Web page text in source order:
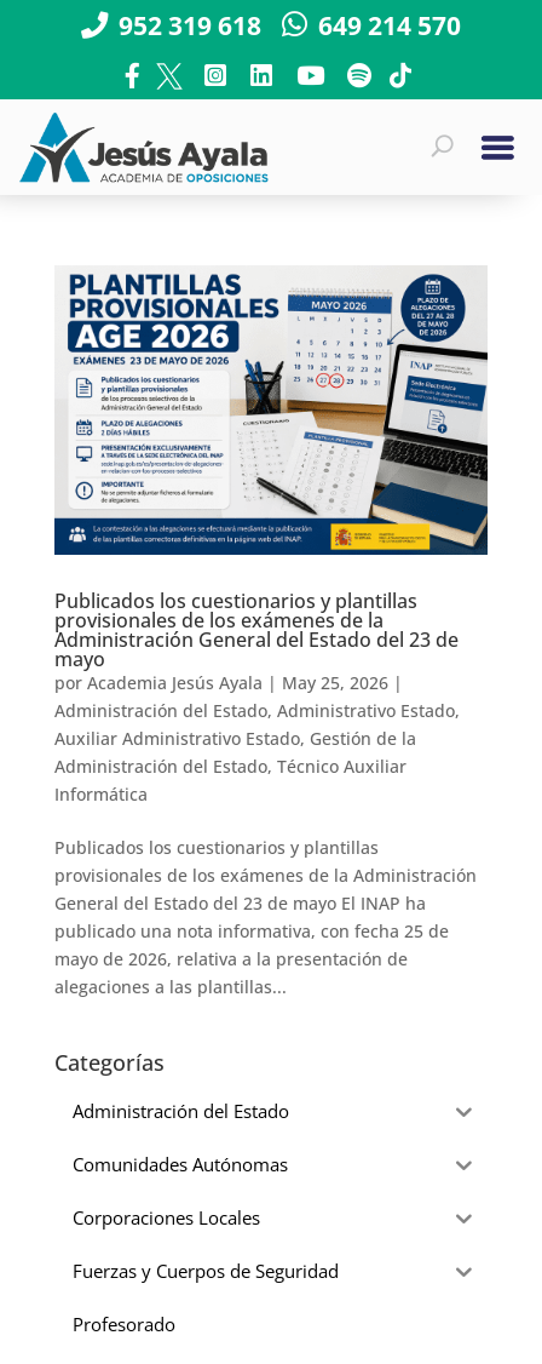
952 319 618 649 214 570
Publicados los cuestionarios y plantillas
provisionales de los exámenes de la
Administración General del Estado del 23 de
mayo
por Academia Jesús Ayala | May 25, 2026|
Administración del Estado, Administrativo Estado,
Auxiliar Administrativo Estado, Gestión de la
Administración del Estado, Técnico Auxiliar
Informática
Publicados los cuestionarios y plantillas
provisionales de los exámenes de la Administración
General del Estado del 23 de mayo El INAP ha
publicado una nota informativa, con fecha 25 de
mayo de 2026, relativa a la presentación de
alegaciones a las plantillas...
Categorías
Administración del Estado
Comunidades Autónomas
Corporaciones Locales
Fuerzas y Cuerpos de Seguridad
Profesorado